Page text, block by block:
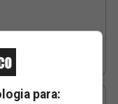
para: